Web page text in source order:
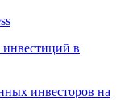
в
инвесторов на